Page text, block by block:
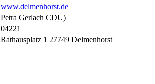
www.delmenhorst.de
Petra Gerlach CDU)
04221
Rathausplatz 1 27749 Delmenhorst